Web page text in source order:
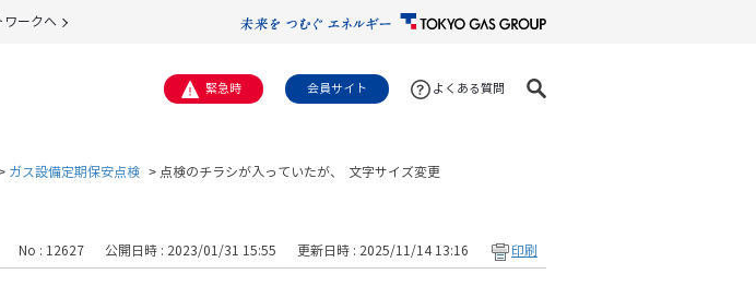
ワークへ
緊急時 会員サイト よくある質問
文字サイズ変更
ガス設備定期保安点検 > 点検のチラシが入っていたが、
No : 12627 公開日時 : 2023/01/31 15:55 更新日時 : 2025/11/14 13:16 印刷